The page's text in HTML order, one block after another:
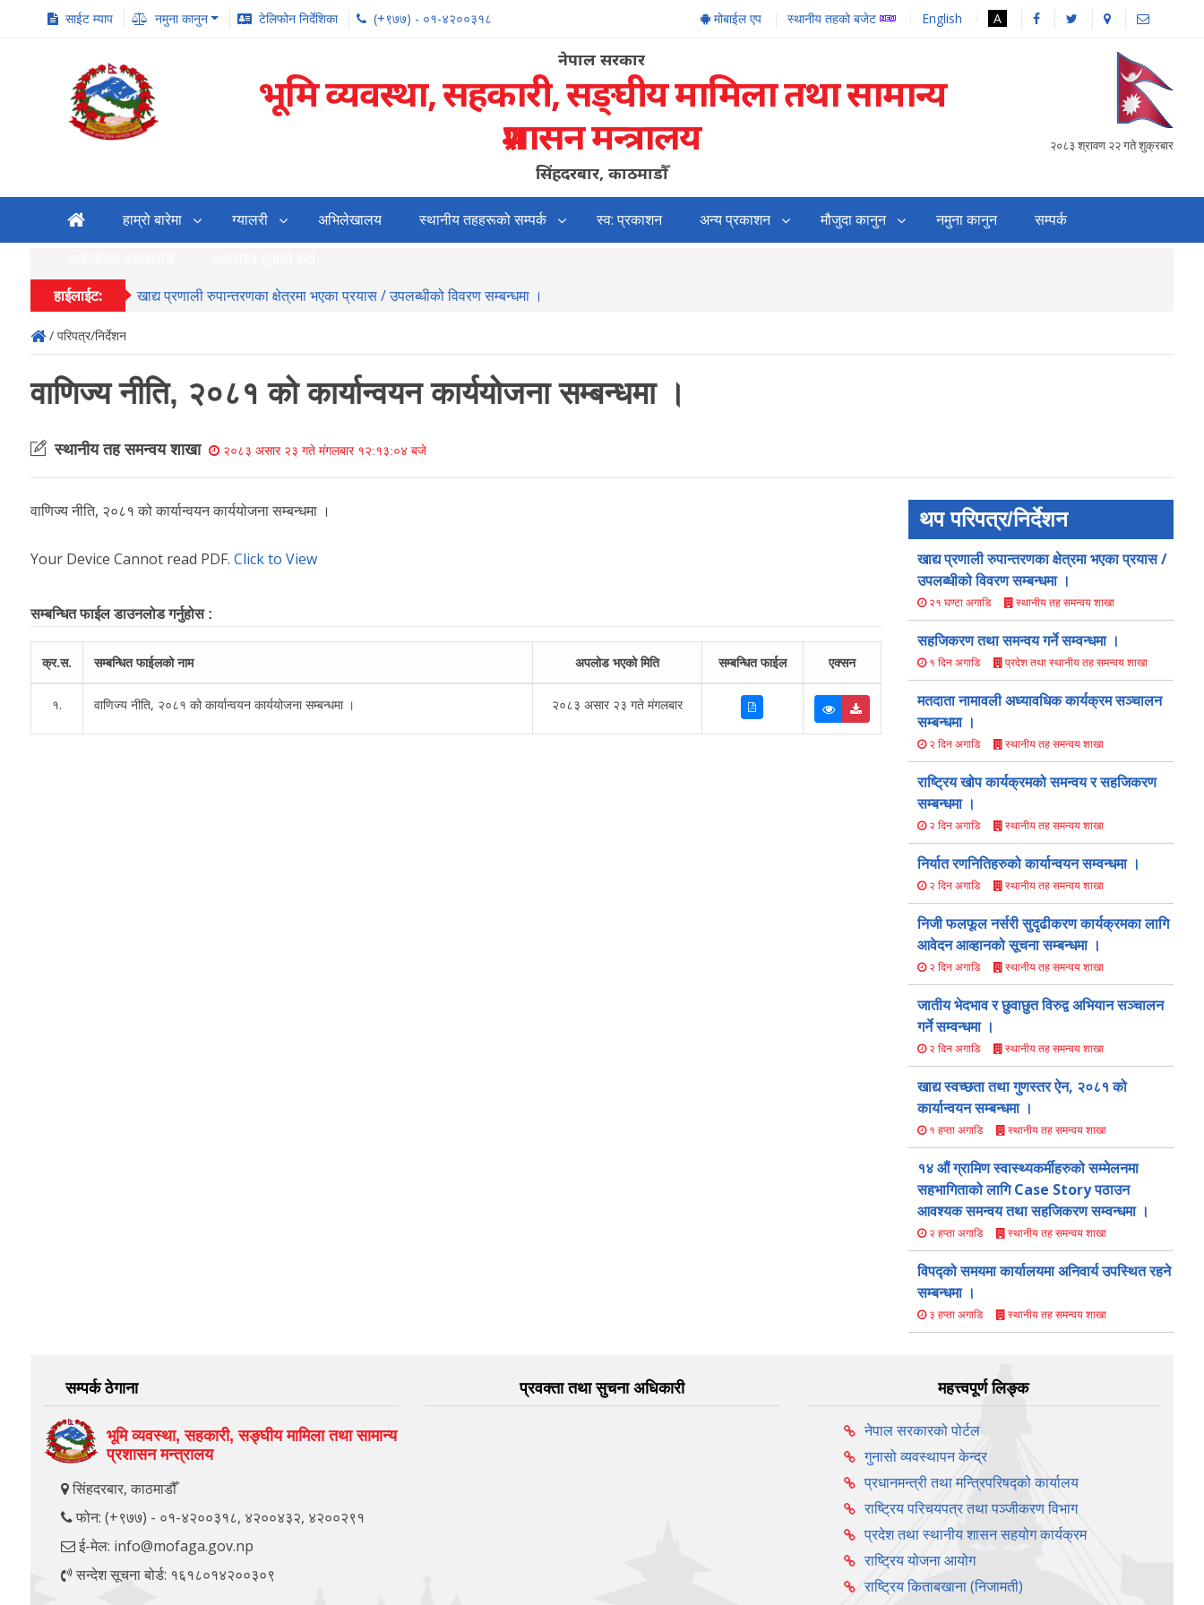
साईट म्याप नमुना कानुन टेलिफोन निर्देशिका (+९७७) - ०१-४२००३१८ मोबाईल एप स्थानीय तहको बजेट English A
नेपाल सरकार
भूमि व्यवस्था, सहकारी, सङ्‍घीय मामिला तथा सामान्य
प्रशासन मन्त्रालय
सिंहदरबार, काठमाडौँ
२०८३ श्रावण २२ गते शुक्रबार
हाम्रो बारेमा ग्यालरी अभिलेखालय स्थानीय तहहरूको सम्पर्क स्व: प्रकाशन अन्य प्रकाशन मौजुदा कानुन नमुना कानुन सम्पर्क
हाईलाईट: खाद्य प्रणाली रुपान्तरणका क्षेत्रमा भएका प्रयास / उपलब्धीको विवरण सम्बन्धमा ।
/ परिपत्र/निर्देशन
वाणिज्य नीति, २०८१ को कार्यान्वयन कार्ययोजना सम्बन्धमा ।
स्थानीय तह समन्वय शाखा २०८३ असार २३ गते मंगलबार १२:१३:०४ बजे
वाणिज्य नीति, २०८१ को कार्यान्वयन कार्ययोजना सम्बन्धमा ।
Your Device Cannot read PDF. Click to View
सम्बन्धित फाईल डाउनलोड गर्नुहोस :
क्र.स. सम्बन्धित फाईलको नाम अपलोड भएको मिति सम्बन्धित फाईल एक्सन
१. वाणिज्य नीति, २०८१ को कार्यान्वयन कार्ययोजना सम्बन्धमा । २०८३ असार २३ गते मंगलबार
थप परिपत्र/निर्देशन
खाद्य प्रणाली रुपान्तरणका क्षेत्रमा भएका प्रयास /
उपलब्धीको विवरण सम्बन्धमा ।
२१ घण्टा अगाडि स्थानीय तह समन्वय शाखा
सहजिकरण तथा समन्वय गर्ने सम्वन्धमा ।
१ दिन अगाडि प्रदेश तथा स्थानीय तह समन्वय शाखा
मतदाता नामावली अध्यावधिक कार्यक्रम सञ्चालन
सम्बन्धमा ।
२ दिन अगाडि स्थानीय तह समन्वय शाखा
राष्ट्रिय खोप कार्यक्रमको समन्वय र सहजिकरण
सम्बन्धमा ।
२ दिन अगाडि स्थानीय तह समन्वय शाखा
निर्यात रणनितिहरुको कार्यान्वयन सम्वन्धमा ।
२ दिन अगाडि स्थानीय तह समन्वय शाखा
निजी फलफूल नर्सरी सुदृढीकरण कार्यक्रमका लागि
आवेदन आव्हानको सूचना सम्बन्धमा ।
२ दिन अगाडि स्थानीय तह समन्वय शाखा
जातीय भेदभाव र छुवाछुत विरुद्व अभियान सञ्चालन
गर्ने सम्वन्धमा ।
२ दिन अगाडि स्थानीय तह समन्वय शाखा
खाद्य स्वच्छता तथा गुणस्तर ऐन, २०८१ को
कार्यान्वयन सम्बन्धमा ।
१ हप्ता अगाडि स्थानीय तह समन्वय शाखा
१४ औं ग्रामिण स्वास्थ्यकर्मीहरुको सम्मेलनमा
सहभागिताको लागि Case Story पठाउन
आवश्यक समन्वय तथा सहजिकरण सम्वन्धमा ।
२ हप्ता अगाडि स्थानीय तह समन्वय शाखा
विपद्को समयमा कार्यालयमा अनिवार्य उपस्थित रहने
सम्बन्धमा ।
३ हप्ता अगाडि स्थानीय तह समन्वय शाखा
सम्पर्क ठेगाना
भूमि व्यवस्था, सहकारी, सङ्‍घीय मामिला तथा सामान्य
प्रशासन मन्त्रालय
सिंहदरबार, काठमाडौँ
फोन: (+९७७) - ०१-४२००३१८, ४२००४३२, ४२००२९१
ई-मेल: info@mofaga.gov.np
सन्देश सूचना बोर्ड: १६१८०१४२००३०९
प्रवक्ता तथा सुचना अधिकारी महत्त्वपूर्ण लिङ्क
नेपाल सरकारको पोर्टल
गुनासो व्यवस्थापन केन्द्र
प्रधानमन्त्री तथा मन्त्रिपरिषद्को कार्यालय
राष्ट्रिय परिचयपत्र तथा पञ्‍जीकरण विभाग
प्रदेश तथा स्थानीय शासन सहयोग कार्यक्रम
राष्ट्रिय योजना आयोग
राष्ट्रिय किताबखाना (निजामती)